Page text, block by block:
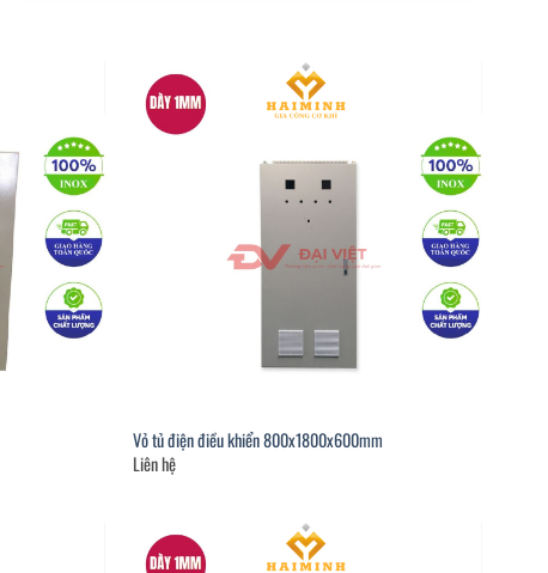
Vỏ tủ điện điều khiển 800x1800x600mm
Liên hệ